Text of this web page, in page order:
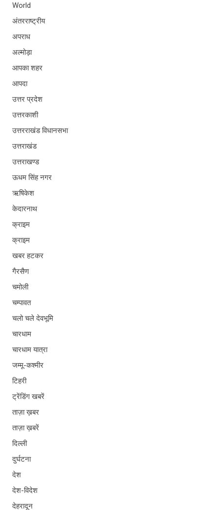
World
अंतरराष्ट्रीय
अपराध
अल्मोड़ा
आपका शहर
आपदा
उत्तर प्रदेश
उत्तरकाशी
उत्तरराखंड विधानसभा
उत्तराखंड
उत्तराखण्ड
ऊधम सिंह नगर
ऋषिकेश
केदारनाथ
क्राइम
क्राइम
खबर हटकर
गैरसैण
चमोली
चम्पावत
चलो चले देवभूमि
चारधाम
चारधाम यात्रा
जम्मू-कश्मीर
टिहरी
ट्रेंडिंग खबरें
ताज़ा ख़बर
ताज़ा ख़बरें
दिल्ली
दुर्घटना
देश
देश-विदेश
देहरादून